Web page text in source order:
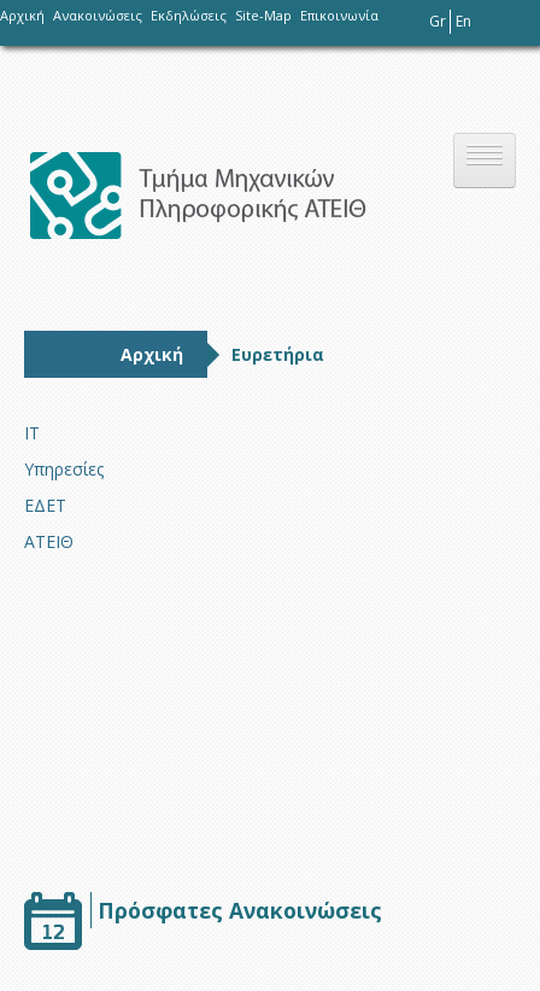
-
Αρχική Ανακοινώσεις Εκδηλώσεις Site-Map Επικοινωνία Gr En
Αρχική Ευρετήρια
IT
Υπηρεσίες
ΕΔΕΤ
ΑΤΕΙΘ
Πρόσφατες Ανακοινώσεις